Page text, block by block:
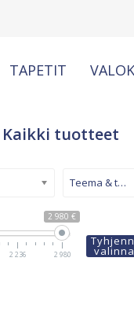
TAPETIT
Kaikki tuotteet
2 980 €
2 236 2 980
Teema & tyyli